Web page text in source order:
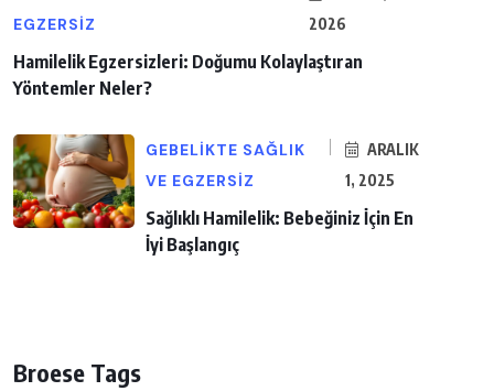
EGZERSIZ
2026
Hamilelik Egzersizleri: Doğumu Kolaylaştıran
Yöntemler Neler?
GEBELIKTE SAĞLIK
VE EGZERSIZ
ARALIK
1, 2025
Sağlıklı Hamilelik: Bebeğiniz İçin En
İyi Başlangıç
Broese Tags